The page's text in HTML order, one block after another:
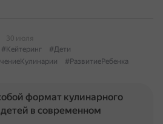
30 июля
#Кейтеринг
#Дети
#РазвитиеРебенка
формат кулинарного
в современном